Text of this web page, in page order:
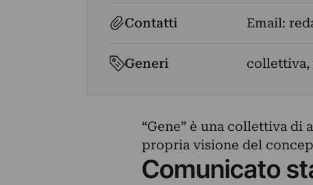
Contatti Email:
Generi collettiva,
“Gene” è una collettiva di
propria visione del
Comunicato